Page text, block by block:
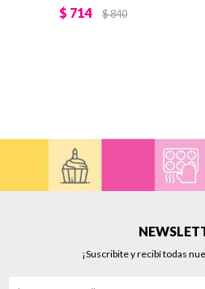
$ 714 $840
¡Suscribite y recibí todas